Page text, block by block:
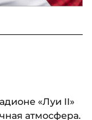
«Луи II»
атмосфера.